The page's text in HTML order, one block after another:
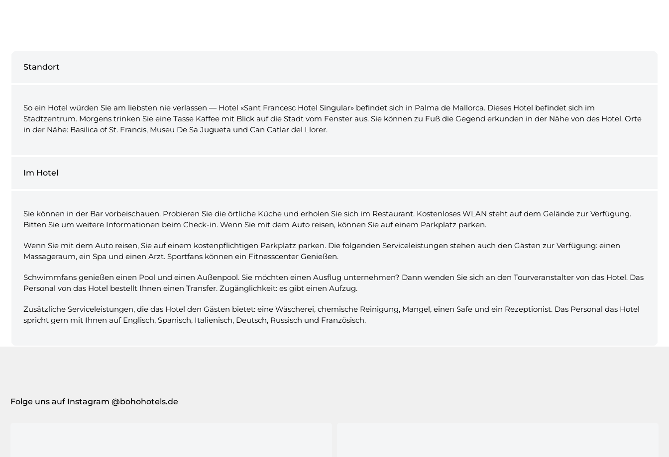
Standort
So ein Hotel würden Sie am liebsten nie verlassen — Hotel «Sant Francesc Hotel Singular» befindet sich in Palma de Mallorca. Dieses Hotel befindet sich im
Stadtzentrum. Morgens trinken Sie eine Tasse Kaffee mit Blick auf die Stadt vom Fenster aus. Sie können zu Fuß die Gegend erkunden in der Nähe von des Hotel. Orte
in der Nähe: Basilica of St. Francis, Museu De Sa Jugueta und Can Catlar del Llorer.
Im Hotel
Sie können in der Bar vorbeischauen. Probieren Sie die örtliche Küche und erholen Sie sich im Restaurant. Kostenloses WLAN steht auf dem Gelände zur Verfügung.
Bitten Sie um weitere Informationen beim Check-in. Wenn Sie mit dem Auto reisen, können Sie auf einem Parkplatz parken.
Wenn Sie mit dem Auto reisen, Sie auf einem kostenpflichtigen Parkplatz parken. Die folgenden Serviceleistungen stehen auch den Gästen zur Verfügung: einen
Massageraum, ein Spa und einen Arzt. Sportfans können ein Fitnesscenter Genießen.
Schwimmfans genießen einen Pool und einen Außenpool. Sie möchten einen Ausflug unternehmen? Dann wenden Sie sich an den Tourveranstalter von das Hotel. Das
Personal von das Hotel bestellt Ihnen einen Transfer. Zugänglichkeit: es gibt einen Aufzug.
Zusätzliche Serviceleistungen, die das Hotel den Gästen bietet: eine Wäscherei, chemische Reinigung, Mangel, einen Safe und ein Rezeptionist. Das Personal das Hotel
spricht gern mit Ihnen auf Englisch, Spanisch, Italienisch, Deutsch, Russisch und Französisch.
Folge uns auf Instagram @bohohotels.de